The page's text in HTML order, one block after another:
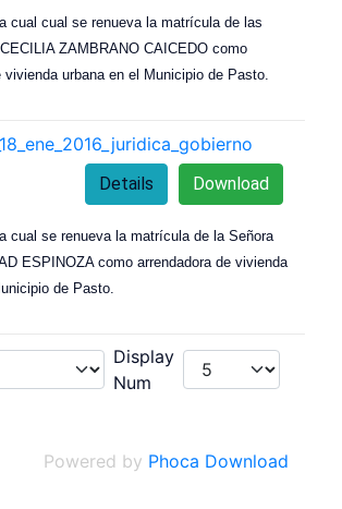
cual cual se renueva la matrícula de las
ZAMBRANO CAICEDO como
vivienda urbana en el Municipio de Pasto.
Download
Details
cual se renueva la matrícula de la Señora
ESPINOZA como arrendadora de vivienda
de Pasto.
Display
Num
Powered by Phoca Download